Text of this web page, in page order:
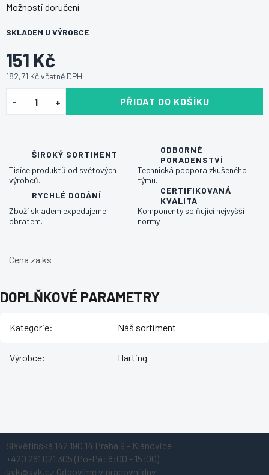
151 Kč
182,71 Kč včetně DPH
SKLADEM U VÝROBCE
Možnosti doručení
PŘIDAT DO KOŠÍKU
ŠIROKÝ SORTIMENT
Tisíce produktů od světových
výrobců.
ODBORNÉ
PORADENSTVÍ
Technická podpora zkušeného
týmu.
RYCHLÉ DODÁNÍ
Zboží skladem expedujeme
obratem.
CERTIFIKOVANÁ
KVALITA
Komponenty splňující nejvyšší
normy.
Cena za ks
DOPLŇKOVÉ PARAMETRY
Kategorie: Náš sortiment
Výrobce: Harting
Slavětínská 142 190 14 Praha 9 - Klánovice
+420 281 021 305 (Po-Pá: 8:00 - 15:00)
svk@svk.cz Odpovíme v pracovní dny